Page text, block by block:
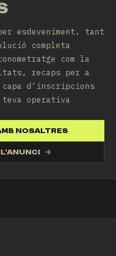
esdeveniment, tant
completa
com la
recaps per a
d'inscripcions
operativa
NOSALTRES